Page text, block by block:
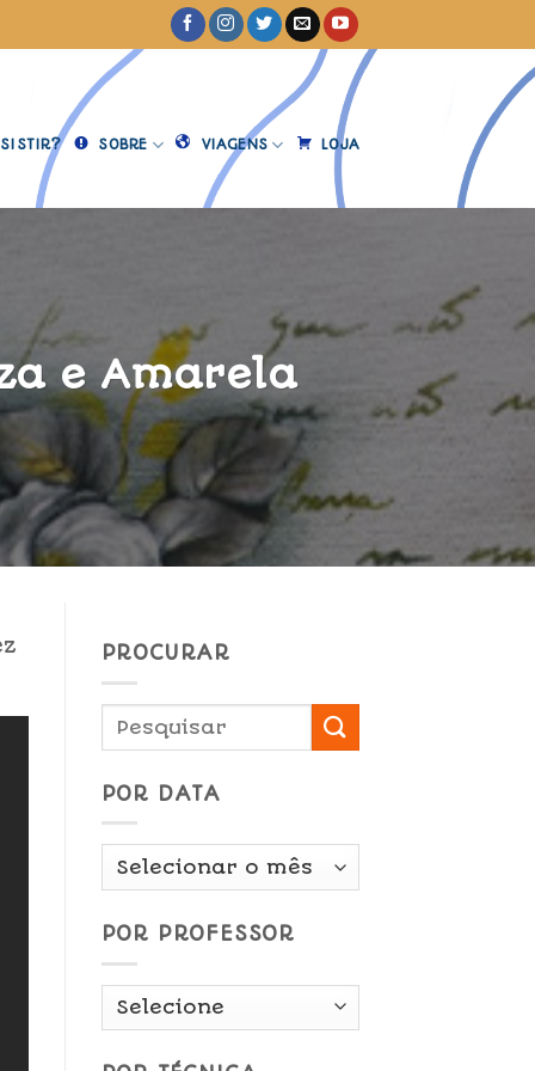
SOBRE VIAGENS LOJA
e Amarela
PROCURAR
POR DATA
Por
POR PROFESSOR